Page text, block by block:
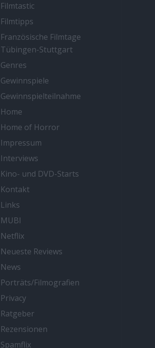
Filmtastic
Filmtipps
Französische Filmtage
Tübingen-Stuttgart
Genres
Gewinnspiele
Gewinnspielteilnahme
Home
Home of Horror
Impressum
Interviews
Kino- und DVD-Starts
Kontakt
Links
MUBI
Netflix
Neueste Reviews
News
Porträts/Filmografien
Privacy
Ratgeber
Rezensionen
Spamflix